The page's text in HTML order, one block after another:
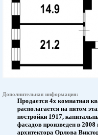
Дополнительная информация:
Продается 4х комнатная
располагается на пятом
постройки 1917,
фасадов произведен в
архитектора Орлова